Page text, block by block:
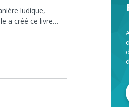
ludique,
a créé ce livre…